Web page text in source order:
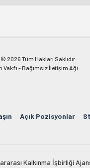
2026 Tüm Hakları Saklıdır
Vakfı - Bağımsız İletişim Ağı
Açık Pozisyonlar
Kalkınma İşbirliği